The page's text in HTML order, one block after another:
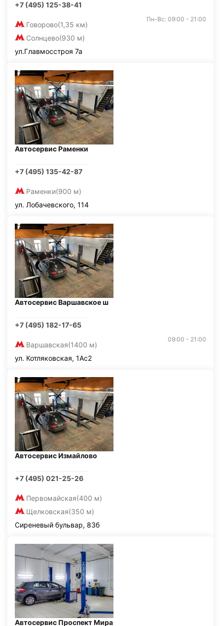
+7 (495) 125-38-41
Говорово(1,35 км)
Солнцево(930 м)
Пн-Вс: 09:00 - 21:00
ул.Главмосстроя 7а
Автосервис Раменки
+7 (495) 135-42-87
Раменки(900 м)
ул. Лобачевского, 114
Автосервис Варшавское ш
+7 (495) 182-17-65
Варшавская(1400 м)
09:00 - 21:00
ул. Котляковская, 1Ас2
Автосервис Измайлово
+7 (495) 021-25-26
Первомайская(400 м)
Щелковская(350 м)
Сиреневый бульвар, 83б
Автосервис Проспект Мира